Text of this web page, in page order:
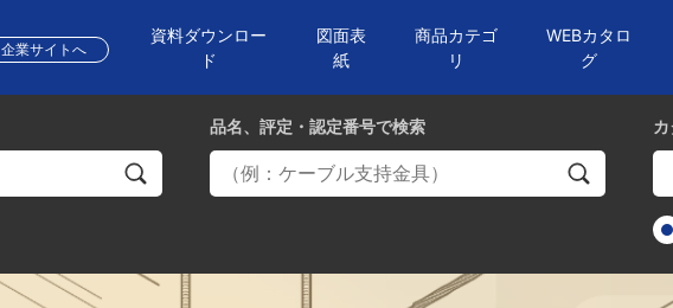
企業サイトへ
資料ダウンロー
ド
図面表
紙
商品カテゴ
リ
WEBカタロ
グ
品名、評定・認定番号で検索